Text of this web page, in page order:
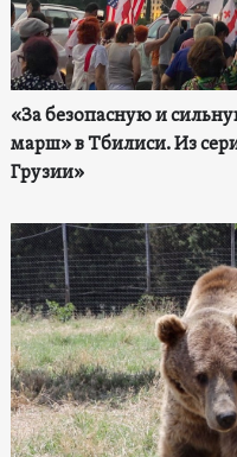
«За безопасную и
марш» в Тбилиси. Из
Грузии»